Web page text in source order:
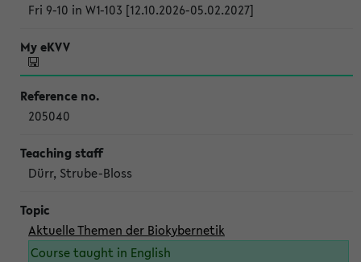
Fri 9-10 in W1-103 [12.10.2026-05.02.2027]
205040
Dürr, Strube-Bloss
Aktuelle Themen der Biokybernetik
Course taught in English